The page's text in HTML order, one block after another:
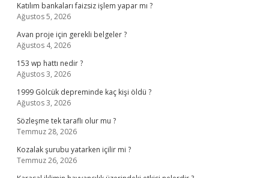
Katılım bankaları faizsiz işlem yapar mı ?
Ağustos 5, 2026
Avan proje için gerekli belgeler ?
Ağustos 4, 2026
153 wp hattı nedir ?
Ağustos 3, 2026
1999 Gölcük depreminde kaç kişi öldü ?
Ağustos 3, 2026
Sözleşme tek taraflı olur mu ?
Temmuz 28, 2026
Kozalak şurubu yatarken içilir mi ?
Temmuz 26, 2026